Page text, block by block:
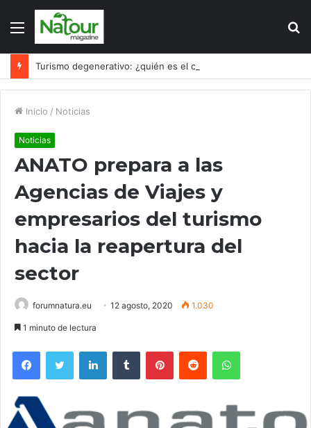
Menú
Inicio / Noticias
Noticias
ANATO prepara a las
Agencias de Viajes y
empresarios del turismo
hacia la reapertura del
sector
forumnatura.eu 12 agosto, 2020 1.030
1 minuto de lectura
FacebookTwitter LinkedInTumblr PinterestReddit WhatsApp